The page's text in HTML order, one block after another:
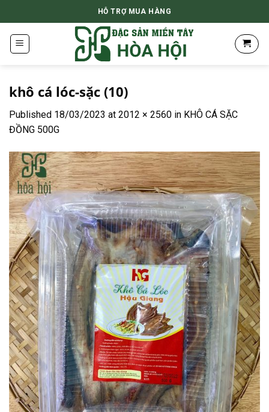
to
content
HỖ TRỢ MUA HÀNG
khô cá lóc-sặc (10)
Published 18/03/2023 at 2012 × 2560 in KHÔ CÁ SẶC
ĐỒNG 500G